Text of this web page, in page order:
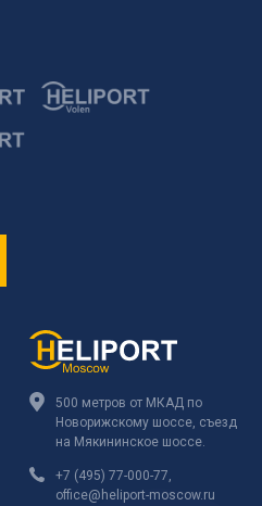
500 метров от МКАД по
Новорижскому шоссе, съезд
на Мякининское шоссе.
+7 (495) 77-000-77
office@heliport-moscow.ru